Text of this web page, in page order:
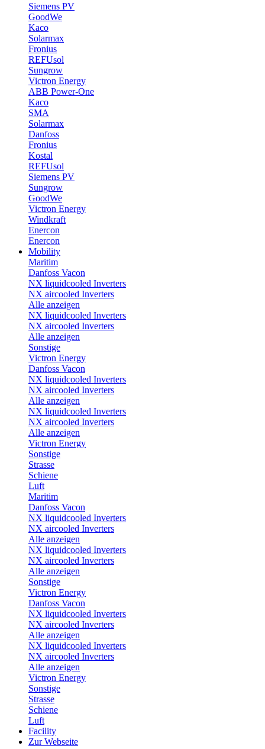
Siemens PV
GoodWe
Kaco
Solarmax
Fronius
REFUsol
Sungrow
Victron Energy
ABB Power-One
Kaco
SMA
Solarmax
Danfoss
Fronius
Kostal
REFUsol
Siemens PV
Sungrow
GoodWe
Victron Energy
Windkraft
Enercon
Enercon
Mobility
Maritim
Danfoss Vacon
NX liquidcooled Inverters
NX aircooled Inverters
Alle anzeigen
NX liquidcooled Inverters
NX aircooled Inverters
Alle anzeigen
Sonstige
Victron Energy
Danfoss Vacon
NX liquidcooled Inverters
NX aircooled Inverters
Alle anzeigen
NX liquidcooled Inverters
NX aircooled Inverters
Alle anzeigen
Victron Energy
Sonstige
Strasse
Schiene
Luft
Maritim
Danfoss Vacon
NX liquidcooled Inverters
NX aircooled Inverters
Alle anzeigen
NX liquidcooled Inverters
NX aircooled Inverters
Alle anzeigen
Sonstige
Victron Energy
Danfoss Vacon
NX liquidcooled Inverters
NX aircooled Inverters
Alle anzeigen
NX liquidcooled Inverters
NX aircooled Inverters
Alle anzeigen
Victron Energy
Sonstige
Strasse
Schiene
Luft
Facility
Zur Webseite